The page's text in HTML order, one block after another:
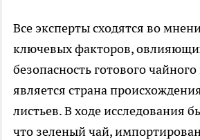
Все эксперты сходятся во
ключевых факторов,
безопасность готового
является страна
листьев. В ходе исследования
что зеленый чай,